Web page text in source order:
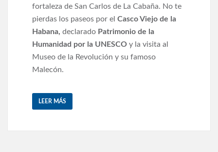
fortaleza de San Carlos de La Cabaña. No te
pierdas los paseos por el Casco Viejo de la
Habana, declarado Patrimonio de la
Humanidad por la UNESCO y la visita al
Museo de la Revolución y su famoso
Malecón.
LEER MÁS